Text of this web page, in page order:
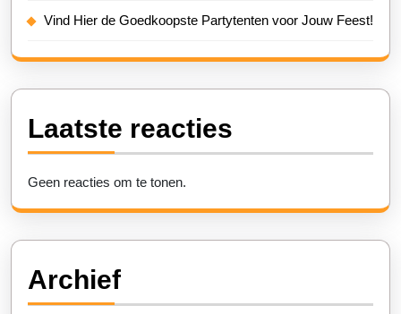
Vind Hier de Goedkoopste Partytenten voor Jouw Feest!
Laatste reacties
Geen reacties om te tonen.
Archief